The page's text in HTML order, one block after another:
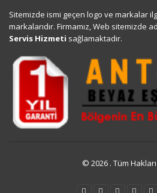
Sitemizde ismi geçen logo ve markalar
markalarıdır. Firmamız, Web sitemizde
Servis Hizmeti sağlamaktadır.
© 2026 . Tüm Hakları